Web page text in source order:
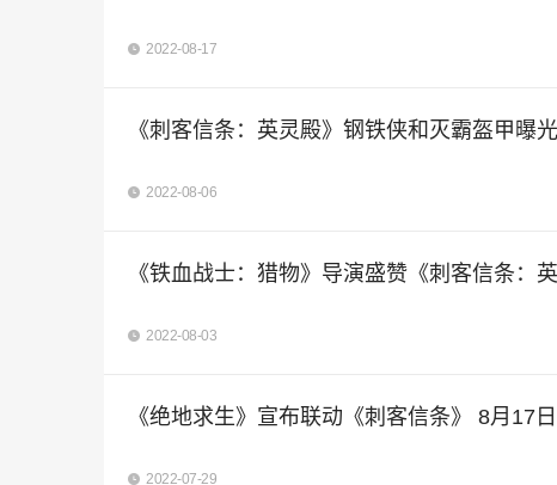
2022-08-17
《刺客信条：英灵殿》钢铁侠和灭霸盔甲曝光
2022-08-06
《铁血战士：猎物》导演盛赞《刺客信条：
2022-08-03
《绝地求生》宣布联动《刺客信条》 8月17
2022-07-29